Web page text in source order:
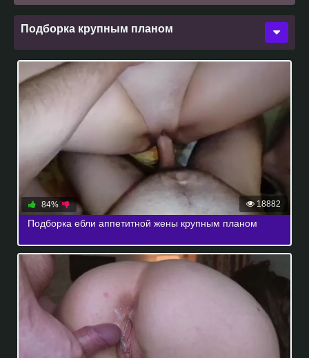
Подборка крупным планом
18882
84%
Подборка ебли аппетитной жены крупным планом